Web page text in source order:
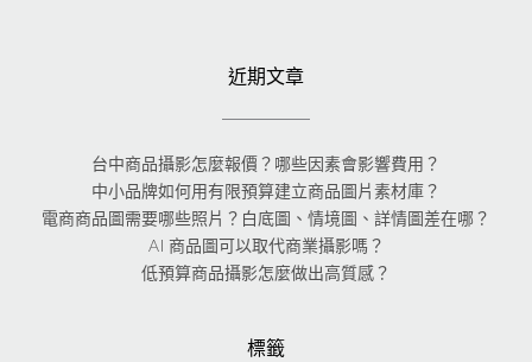
近期文章
台中商品攝影怎麼報價？哪些因素會影響費用？
中小品牌如何用有限預算建立商品圖片素材庫？
電商商品圖需要哪些照片？白底圖、情境圖、詳情圖差在哪？
AI 商品圖可以取代商業攝影嗎？
低預算商品攝影怎麼做出高質感？
標籤